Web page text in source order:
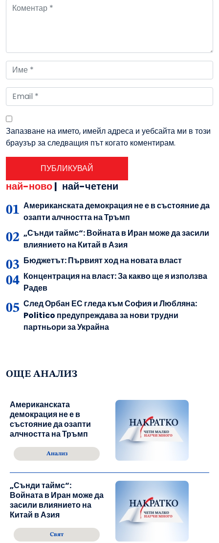
Запазване на името, имейл адреса и уебсайта ми в този
браузър за следващия път когато коментирам.
най-ново| най-четени
Американската демокрация не е в състояние да
озапти алчността на Тръмп
„Сънди таймс“: Войната в Иран може да засили
влиянието на Китай в Азия
Бюджетът: Първият ход на новата власт
Концентрация на власт: За какво ще я използва
Радев
След Орбан ЕС гледа към София и Любляна:
Politico предупреждава за нови трудни
партньори за Украйна
ОЩЕ АНАЛИЗ
Американската
демокрация не е в
състояние да озапти
алчността на Тръмп
Анализ
„Сънди таймс“:
Войната в Иран може да
засили влиянието на
Китай в Азия
Свят